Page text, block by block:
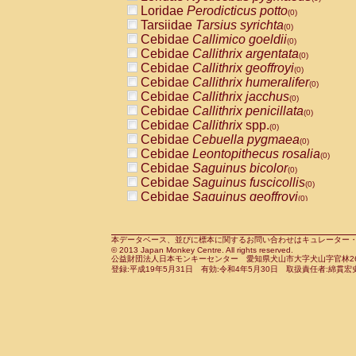
PitheciidaeCallicebus cupreus
PitheciidaeCallicebus donacophilus
PitheciidaeCallicebus moloch
PitheciidaeCallicebus torquatus
PitheciidaeCallicebusspp.(0)
PitheciidaeChiropotes satanas(0)
PitheciidaePithecia monachus
PitheciidaePithecia pithecia(0)
CercopithecidaeCercocebus agilis
CercopithecidaeCercocebus
CercopithecidaeCercocebus
CercopithecidaeCercocebus
CercopithecidaeCercocebus
CercopithecidaeCercocebushybrid
CercopithecidaePapio anubis(0)
CercopithecidaePapio cynocephalus
CercopithecidaePapio hamadryas(0)
Loridae Perodicticus potto(0)
Tarsiidae Tarsius syrichta(0)
Cebidae Callimico goeldii(0)
Cebidae Callithrix argentata(0)
Cebidae Callithrix geoffroyi(0)
Cebidae Callithrix humeralifer(0)
Cebidae Callithrix jacchus(0)
Cebidae Callithrix penicillata(0)
Cebidae Callithrixspp.(0)
Cebidae Cebuella pygmaea(0)
Cebidae Leontopithecus rosalia(0)
Cebidae Saguinus bicolor(0)
Cebidae Saguinus fuscicollis(0)
Cebidae Saguinus geoffroyi(0)
CebidaeSaguinus leucopus(0)
CebidaeSaguinus midas(0)
Cebidae Saguinus mystax(0)
本データベース、並びに標本に関するお問い合わせはキュレータ
© 2013 Japan Monkey Centre. All rights reserved.
公益財団法人日本モンキーセンター 愛知県犬山市大字犬山字官
登録:平成19年5月31日 有効:令和4年5月30日 取扱責任者:綿貫宏